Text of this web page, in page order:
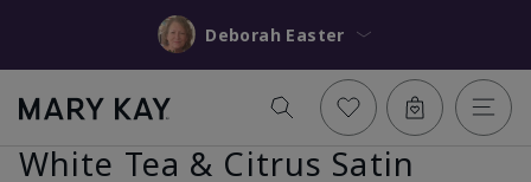
Deborah Easter
White Tea & Citrus Satin